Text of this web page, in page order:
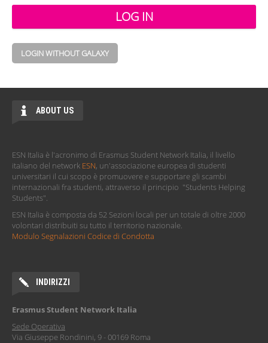
LOGIN WITHOUT GALAXY
ABOUT US
ESN Italia è l'acronimo di Erasmus Student Network Italia, il livello
italiano del network ESN, un'associazione europea di studenti
universitari il cui scopo è promuovere e supportare gli scambi
internazionali fra studenti, attraverso il principio "Students Helping
Students".
ESN Italia è composta da 52 Sezioni locali per un totale di oltre 2000
volontari distribuiti su tutto il territorio nazionale.
Modulo Segnalazioni Codice di Condotta
INDIRIZZI
Erasmus Student Network Italia
Sede Operativa
Via Giuseppe Rondinini, 9 - 00169 Roma